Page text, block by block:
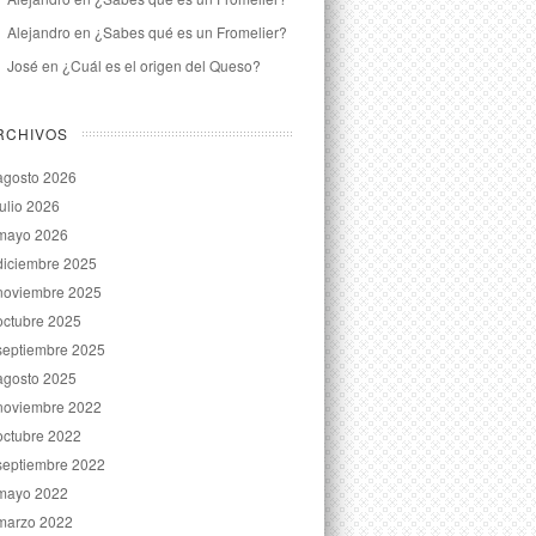
Alejandro en ¿Sabes qué es un Fromelier?
José en ¿Cuál es el origen del Queso?
2026
2026
2026
2025
2025
2025
2025
2025
2022
2022
2022
2022
2022